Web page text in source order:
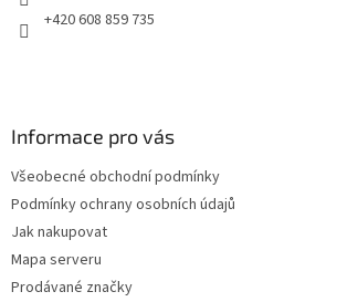
+420 608 859 735
Informace pro vás
Všeobecné obchodní podmínky
Podmínky ochrany osobních údajů
Jak nakupovat
Mapa serveru
Prodávané značky